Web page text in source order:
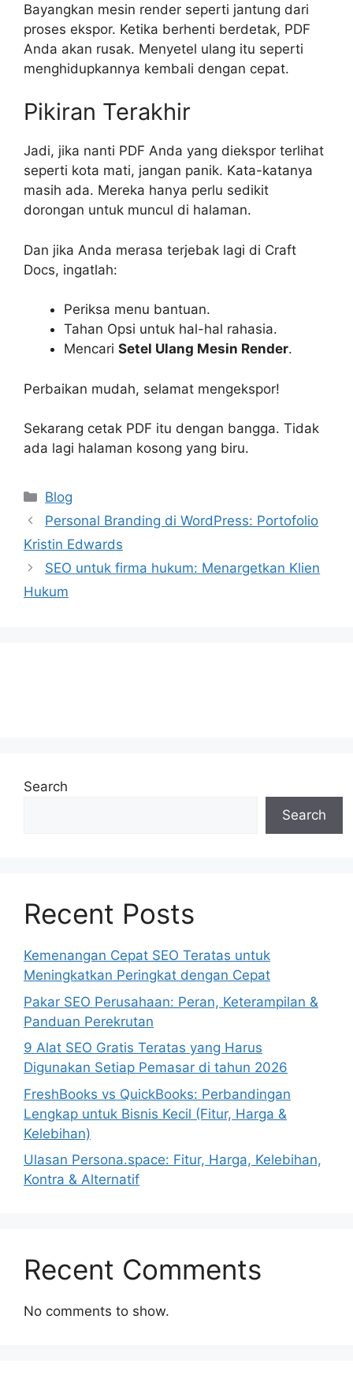
Bayangkan mesin render seperti jantung dari
proses ekspor. Ketika berhenti berdetak, PDF
Anda akan rusak. Menyetel ulang itu seperti
menghidupkannya kembali dengan cepat.
Pikiran Terakhir
Jadi, jika nanti PDF Anda yang diekspor terlihat
seperti kota mati, jangan panik. Kata-katanya
masih ada. Mereka hanya perlu sedikit
dorongan untuk muncul di halaman.
Dan jika Anda merasa terjebak lagi di Craft
Docs, ingatlah:
Periksa menu bantuan.
Tahan Opsi untuk hal-hal rahasia.
Mencari Setel Ulang Mesin Render.
Perbaikan mudah, selamat mengekspor!
Sekarang cetak PDF itu dengan bangga. Tidak
ada lagi halaman kosong yang biru.
Categories
Blog
Personal Branding di WordPress: Portofolio
Kristin Edwards
SEO untuk firma hukum: Menargetkan Klien
Hukum
Search
Search
Recent Posts
Kemenangan Cepat SEO Teratas untuk
Meningkatkan Peringkat dengan Cepat
Pakar SEO Perusahaan: Peran, Keterampilan &
Panduan Perekrutan
9 Alat SEO Gratis Teratas yang Harus
Digunakan Setiap Pemasar di tahun 2026
FreshBooks vs QuickBooks: Perbandingan
Lengkap untuk Bisnis Kecil (Fitur, Harga &
Kelebihan)
Ulasan Persona.space: Fitur, Harga, Kelebihan,
Kontra & Alternatif
Recent Comments
No comments to show.